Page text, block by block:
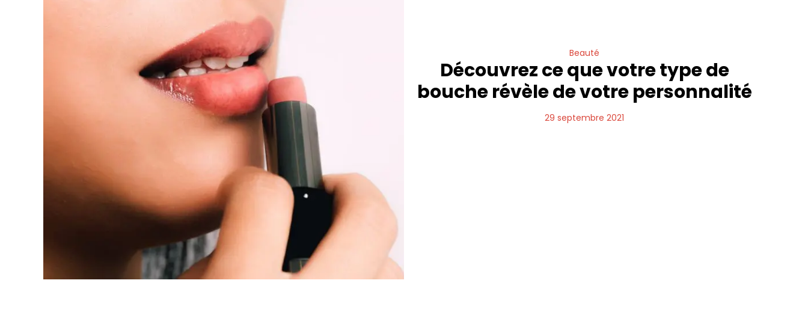
Beauté
Découvrez ce que votre type de
bouche révèle de votre personnalité
29 septembre 2021